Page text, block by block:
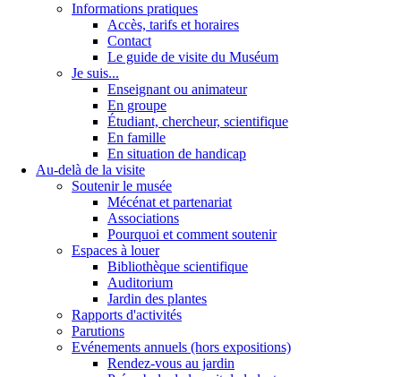
Informations pratiques
Accès, tarifs et horaires
Contact
Le guide de visite du Muséum
Je suis...
Enseignant ou animateur
En groupe
Étudiant, chercheur, scientifique
En famille
En situation de handicap
Au-delà de la visite
Soutenir le musée
Mécénat et partenariat
Associations
Pourquoi et comment soutenir
Espaces à louer
Bibliothèque scientifique
Auditorium
Jardin des plantes
Rapports d'activités
Parutions
Evénements annuels (hors expositions)
Rendez-vous au jardin